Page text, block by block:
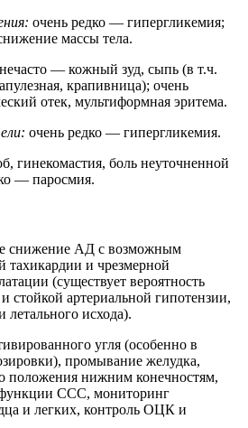
очень редко — гипергликемия;
массы тела.
нечасто — кожный зуд, сыпь (в т.ч.
крапивница); очень
отек, мультиформная эритема.
очень редко — гипергликемия.
гинекомастия, боль неуточненной
— паросмия.
снижение АД с возможным
тахикардии и чрезмерной
(существует вероятность
стойкой артериальной гипотензии,
летального исхода).
угля (особенно в
промывание желудка,
положения нижним конечностям,
ССС, мониторинг
и легких, контроль ОЦК и